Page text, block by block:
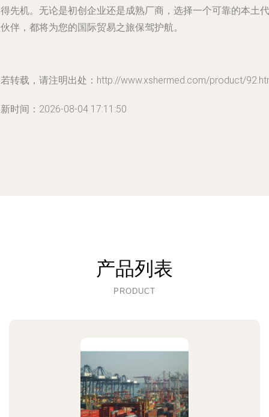
先机。无论是初创企业还是成熟厂商，选择一个可靠的本土代
伴，都将为您的国际贸易之旅保驾护航。
转载，请注明出处：http://www.xshermed.com/product/
时间：2026-08-04 17:11:50
产品列表
PRODUCT